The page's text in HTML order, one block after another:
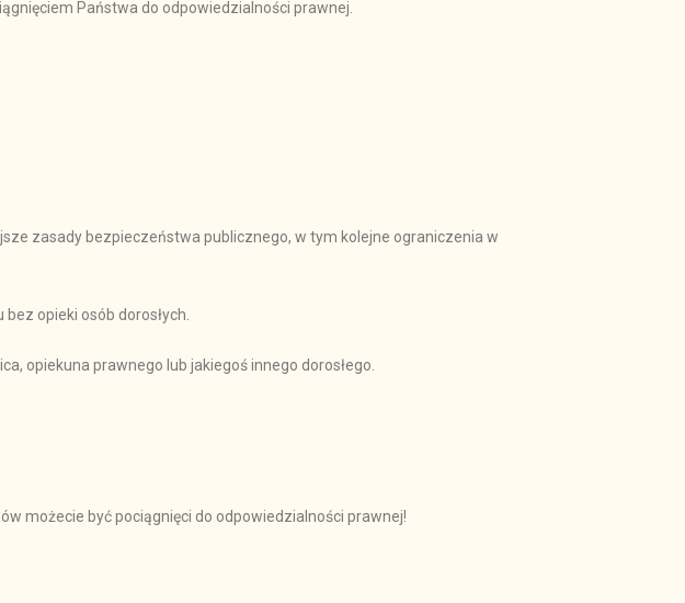
Państwa do odpowiedzialności prawnej.
zasady bezpieczeństwa publicznego, w tym kolejne ograniczenia w
opieki osób dorosłych.
opiekuna prawnego lub jakiegoś innego dorosłego.
możecie być pociągnięci do odpowiedzialności prawnej!